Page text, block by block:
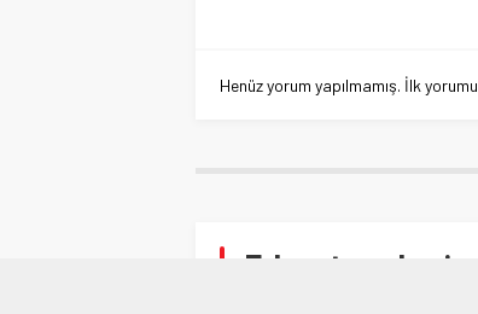
Henüz yorum yapılmamış. İlk
Erken tanıyla siz